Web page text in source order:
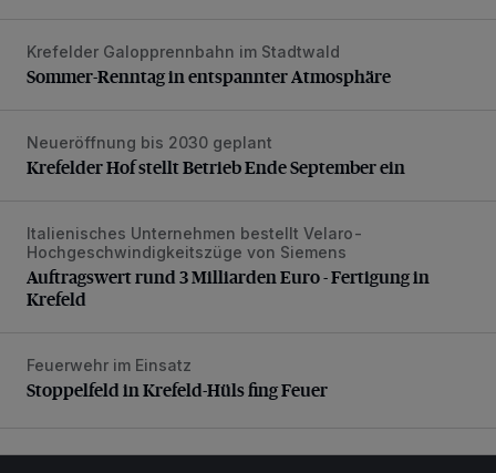
Sommer-Renntag in entspannter Atmosphäre
Krefelder Galopprennbahn im Stadtwald
Sommer-Renntag in entspannter Atmosphäre
Krefelder Hof stellt Betrieb Ende September ein
Neueröffnung bis 2030 geplant
Krefelder Hof stellt Betrieb Ende September ein
Auftragswert rund 3 Milliarden Euro - Fertigung in Krefeld
Italienisches Unternehmen bestellt Velaro-
Hochgeschwindigkeitszüge von Siemens
Auftragswert rund 3 Milliarden Euro - Fertigung in
Krefeld
Stoppelfeld in Krefeld-Hüls fing Feuer
Feuerwehr im Einsatz
Stoppelfeld in Krefeld-Hüls fing Feuer